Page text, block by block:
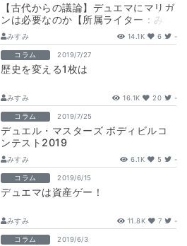
【古代からの議論】デュエマにマリガ
ンは必要なのか【所属ライター：みす
み】
みすみ 14.1K 6 -
コラム 2019/7/27
歴史を変える1枚は
みすみ 16.1K 20 -
コラム 2019/7/25
デュエル・マスターズ ボディビルコ
ンテスト2019
みすみ 6.1K 5 -
コラム 2019/6/15
デュエマは資産ゲー！
みすみ 11.8K 7 -
コラム 2019/6/3